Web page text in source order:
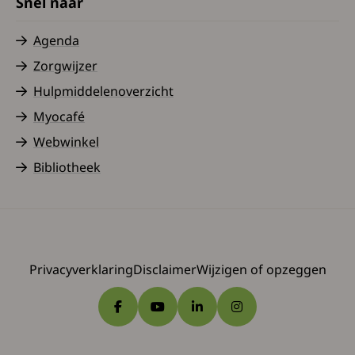
Agenda
Zorgwijzer
Hulpmiddelenoverzicht
Myocafé
Webwinkel
Bibliotheek
PrivacyverklaringDisclaimerWijzigen of opzeggen
Ga naar Facebook
Ga naar YouTube
Ga naar LinkedIn
Ga naar Instagram